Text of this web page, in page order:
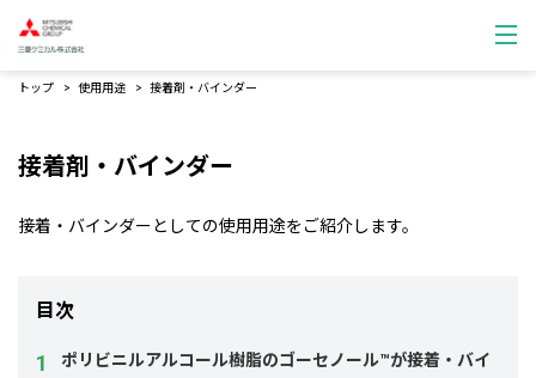
トップ 使用用途 接着剤・バインダー
接着剤・バインダー
接着・バインダーとしての使用用途をご紹介します。
目次
ポリビニルアルコール樹脂のゴーセノール™が接着・バイ